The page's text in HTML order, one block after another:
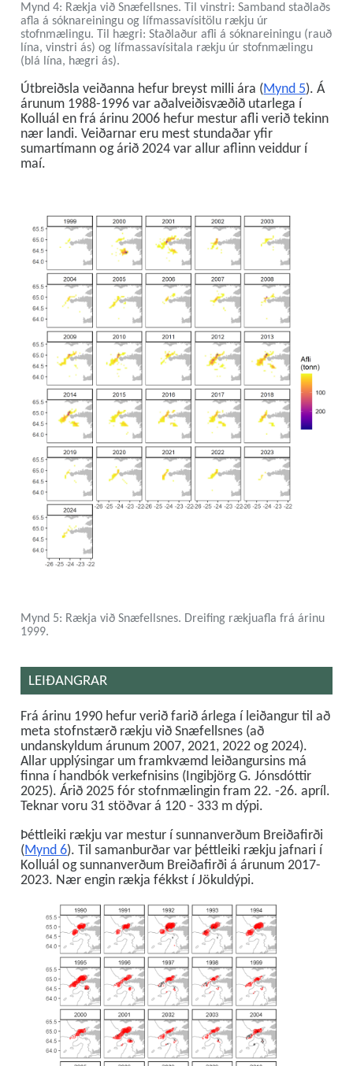
Mynd 4: Rækja við Snæfellsnes. Til vinstri: Samband staðlaðs
afla á sóknareiningu og lífmassavísitölu rækju úr
stofnmælingu. Til hægri: Staðlaður afli á sóknareiningu (rauð
lína, vinstri ás) og lífmassavísitala rækju úr stofnmælingu
(blá lína, hægri ás).
Útbreiðsla veiðanna hefur breyst milli ára (Mynd 5). Á
árunum 1988-1996 var aðalveiðisvæðið utarlega í
Kolluál en frá árinu 2006 hefur mestur afli verið tekinn
nær landi. Veiðarnar eru mest stundaðar yfir
sumartímann og árið 2024 var allur aflinn veiddur í
maí.
Mynd 5: Rækja við Snæfellsnes. Dreifing rækjuafla frá árinu
1999.
LEIÐANGRAR
Frá árinu 1990 hefur verið farið árlega í leiðangur til að
meta stofnstærð rækju við Snæfellsnes (að
undanskyldum árunum 2007, 2021, 2022 og 2024).
Allar upplýsingar um framkvæmd leiðangursins má
finna í handbók verkefnisins (Ingibjörg G. Jónsdóttir
2025). Árið 2025 fór stofnmælingin fram 22. -26. apríl.
Teknar voru 31 stöðvar á 120 - 333 m dýpi.
Þéttleiki rækju var mestur í sunnanverðum Breiðafirði
(Mynd 6). Til samanburðar var þéttleiki rækju jafnari í
Kolluál og sunnanverðum Breiðafirði á árunum 2017-
2023. Nær engin rækja fékkst í Jökuldýpi.